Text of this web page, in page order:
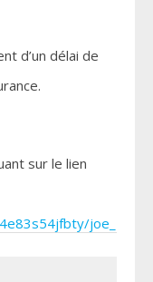
d’un délai de
sur le lien